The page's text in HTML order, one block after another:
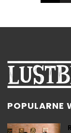
POPULARNE